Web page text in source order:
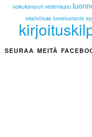
voikukanjuuri vedenlaatu
vesiviisas turvetuotanto
SEURAA MEITÄ